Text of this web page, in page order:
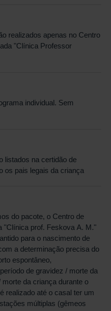
realizados apenas no Centro
"Clínica Professor
individual. Sem
listados na certidão de
os pais legais da criança
do pacote, o Centro de
"Clínica prof. Feskova A. M."
para o nascimento de
a determinação precisa do
espontâneo,
de gravidez / morte da
da criança durante o
realizado até o casal ter um
múltiplas (gêmeos